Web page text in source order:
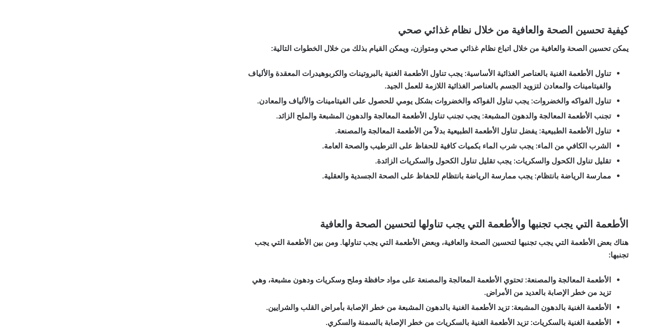
كيفية تحسين الصحة والعافية من خلال نظام غذائي صحي
يمكن تحسين الصحة والعافية من خلال اتباع نظام غذائي صحي ومتوازن، ويمكن القيام بذلك من خلال الخطوات التالية:
تناول الأطعمة الغنية بالعناصر الغذائية الأساسية: يجب تناول الأطعمة الغنية بالبروتينات والكربوهيدرات المعقدة والألياف
والفيتامينات والمعادن لتزويد الجسم بالعناصر الغذائية اللازمة للعمل الجيد.
تناول الفواكه والخضروات: يجب تناول الفواكه والخضروات بشكل يومي للحصول على الفيتامينات والألياف والمعادن.
تجنب الأطعمة المعالجة والدهون المشبعة: يجب تجنب تناول الأطعمة المعالجة والدهون المشبعة والملح الزائد.
تناول الأطعمة الطبيعية: يفضل تناول الأطعمة الطبيعية بدلاً من الأطعمة المعالجة والمصنعة.
الشرب الكافي من الماء: يجب شرب الماء بكميات كافية للحفاظ على الترطيب والصحة العامة.
تقليل تناول الكحول والسكريات: يجب تقليل تناول الكحول والسكريات الزائدة.
ممارسة الرياضة بانتظام: يجب ممارسة الرياضة بانتظام للحفاظ على الصحة الجسدية والعقلية.
الأطعمة التي يجب تجنبها والأطعمة التي يجب تناولها لتحسين الصحة والعافية
هناك بعض الأطعمة التي يجب تجنبها لتحسين الصحة والعافية، وبعض الأطعمة التي يجب تناولها. ومن بين الأطعمة التي يجب
تجنبها:
الأطعمة المعالجة والمصنعة: تحتوي الأطعمة المعالجة والمصنعة على مواد حافظة وملح وسكريات ودهون مشبعة، وهي
تزيد من خطر الإصابة بالعديد من الأمراض.
الأطعمة الغنية بالدهون المشبعة: تزيد الأطعمة الغنية بالدهون المشبعة من خطر الإصابة بأمراض القلب والشرايين.
الأطعمة الغنية بالسكريات: تزيد الأطعمة الغنية بالسكريات من خطر الإصابة بالسمنة والسكري.